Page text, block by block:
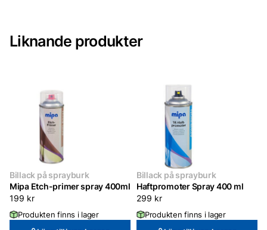
Liknande produkter
Billack på sprayburk
Mipa Etch-primer spray 400ml
199 kr
Produkten finns i lager
Billack på sprayburk
Haftpromoter Spray 400 ml
299 kr
Produkten finns i lager